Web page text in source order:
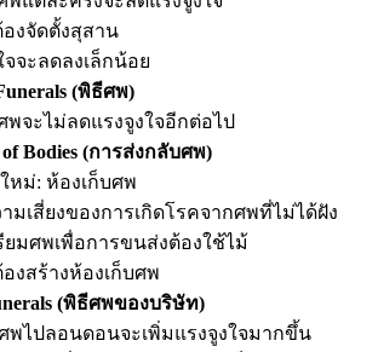
องจัดตั้งสุสาน
จจะลดลงเล็กน้อย
(พิธีศพ)
พจะไม่ลดแรงจูงใจอีกต่อไป
Bodies (การส่งกลับศพ)
หม่: ห้องเก็บศพ
มเสี่ยงของการเกิดโรคจากศพที่ไม่ได้ฝัง
ยมศพเพื่อการขนส่งต้องใช้ไม้
องสร้างห้องเก็บศพ
(พิธีศพของบริษัท)
พไปลอนดอนจะเพิ่มแรงจูงใจมากขึ้น